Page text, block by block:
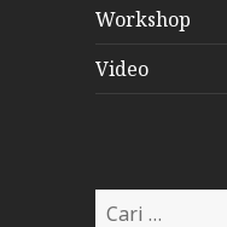
Workshop
Video